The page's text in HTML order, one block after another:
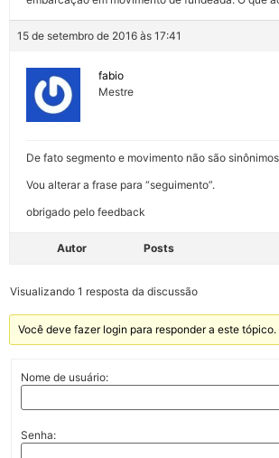
15 de setembro de 2016 às 17:41
fabio
Mestre
De fato segmento e movimento não são
Vou alterar a frase para “seguimento”.
obrigado pelo feedback
Autor Posts
Visualizando 1 resposta da discussão
Você deve fazer login para responder a este tópico.
Nome de usuário:
Senha: